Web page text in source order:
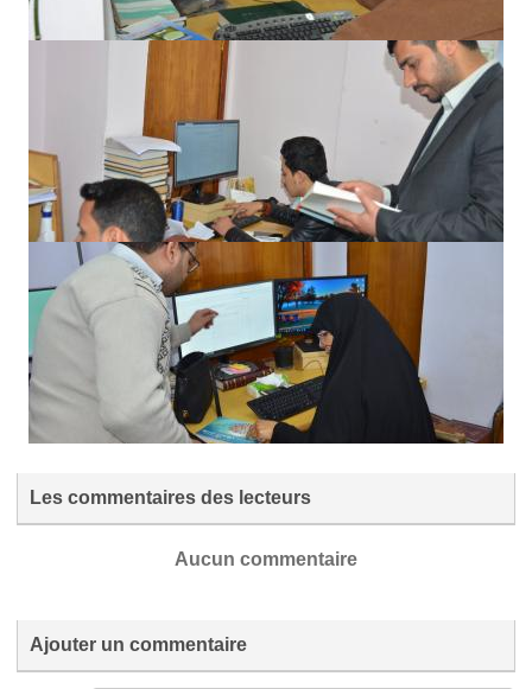
Les commentaires des lecteurs
Aucun commentaire
Ajouter un commentaire